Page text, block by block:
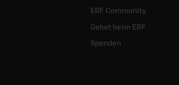
ERF Community
Gebet beim ERF
Spenden